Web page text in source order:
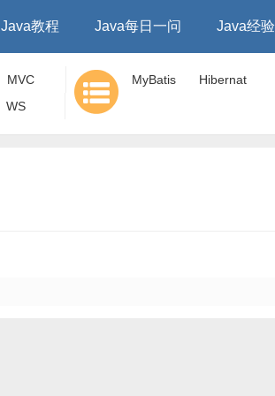
Java教程 Java每日一问 Java经验
MVC
WS
MyBatis
Hibernat